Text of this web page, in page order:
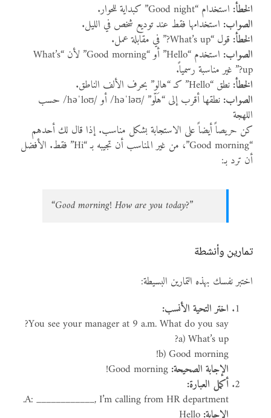
الخطأ: استخدام “Good night” كبداية للحوار.
الصواب: استخدامها فقط عند توديع شخص في الليل.
الخطأ: قول “What’s up?” في مقابلة عمل.
الصواب:
استخدم “Hello” أو “Good morning” لأن “What’s
up?” غير مناسبة رسمياً.
الخطأ: نطق “Hello” كـ “هالو” بحرف الألف الناطق.
الصواب:
نطقها أقرب إلى “هَلّو” /həˈləʊ/ أو /həˈloʊ/ حسب
اللهجة
كن حريصاً أيضاً على الاستجابة بشكل مناسب. إذا قال لك أحدهم
“Good morning”، من غير المناسب أن تجيبه بـ “Hi” فقط. الأفضل
أن ترد بـ:
“Good morning! How are you today?”
تمارين وأنشطة
اختبر نفسك بهذه التمارين البسيطة:
اختر التحية الأنسب:
You see your manager at 9 a.m. What do you say?
a) What’s up?
b) Good morning!
الإجابة الصحيحة:
أكمل العبارة:
A: ____________, I’m calling from HR department.